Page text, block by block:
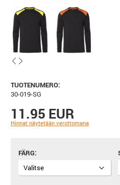
TUOTENUMERO:
30-019-SG
11.95 EUR
Hinnat näytetään verottomana
FÄRG